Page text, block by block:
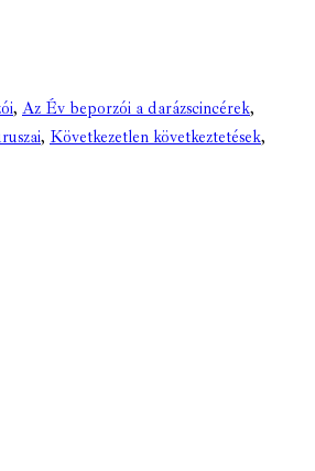
, Az Év beporzói a darázscincérek,
, Következetlen következtetések,